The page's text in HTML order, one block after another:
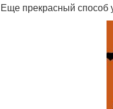
Еще прекрасный способ